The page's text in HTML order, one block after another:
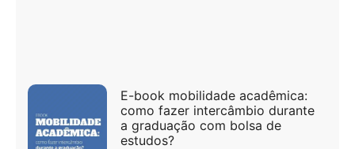
E-book mobilidade acadêmica:
como fazer intercâmbio durante
a graduação com bolsa de
estudos?